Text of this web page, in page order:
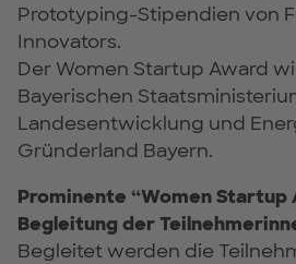
Prototyping-Stipendien von
Innovators.
Der Women Startup Award
Bayerischen
Landesentwicklung und
Gründerland Bayern.
Prominente “Women Startup
Begleitung der
Begleitet werden die